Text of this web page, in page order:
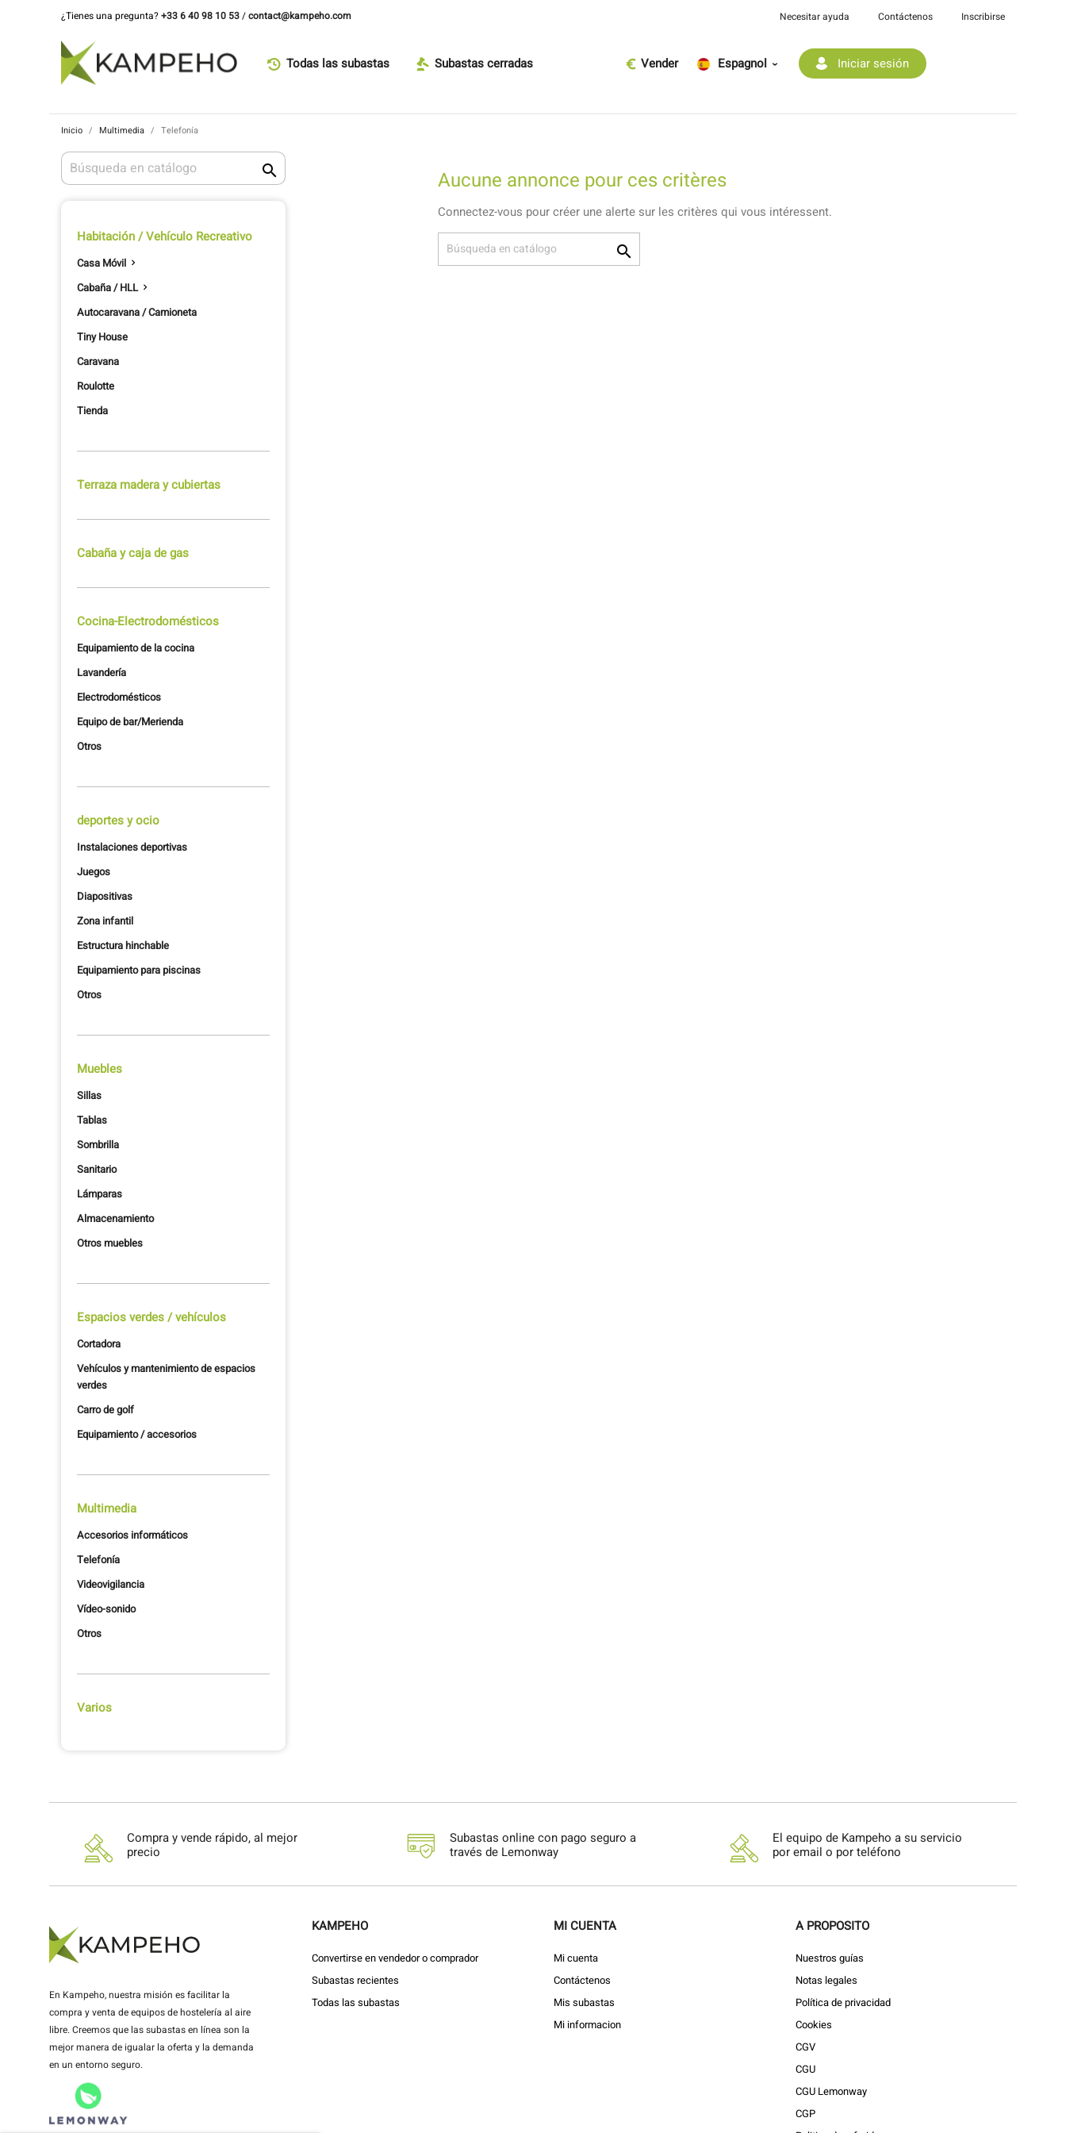
¿Tienes una pregunta?+33 6 40 98 10 53/contact@kampeho.com Necesitar ayuda Contáctenos Inscribirse
Todas las subastas Subastas cerradas Vender Espagnol Iniciar sesión
Inicio Multimedia Telefonía

Habitación / Vehículo Recreativo
Casa Móvil 
Cabaña / HLL 
Autocaravana / Camioneta
Tiny House
Caravana
Roulotte
Tienda
Terraza madera y cubiertas
Cabaña y caja de gas
Cocina-Electrodomésticos
Equipamiento de la cocina
Lavandería
Electrodomésticos
Equipo de bar/Merienda
Otros
deportes y ocio
Instalaciones deportivas
Juegos
Diapositivas
Zona infantil
Estructura hinchable
Equipamiento para piscinas
Otros
Muebles
Sillas
Tablas
Sombrilla
Sanitario
Lámparas
Almacenamiento
Otros muebles
Espacios verdes / vehículos
Cortadora
Vehículos y mantenimiento de espacios
verdes
Carro de golf
Equipamiento / accesorios
Multimedia
Accesorios informáticos
Telefonía
Videovigilancia
Vídeo-sonido
Otros
Varios
Aucune annonce pour ces critères
Connectez-vous pour créer une alerte sur les critères qui vous intéressent.

Compra y vende rápido, al mejor
precio
Subastas online con pago seguro a
través de Lemonway
El equipo de Kampeho a su servicio
por email o por teléfono
En Kampeho, nuestra misión es facilitar la
compra y venta de equipos de hostelería al aire
libre. Creemos que las subastas en línea son la
mejor manera de igualar la oferta y la demanda
en un entorno seguro.
KAMPEHO
Convertirse en vendedor o comprador
Subastas recientes
Todas las subastas
MI CUENTA
Mi cuenta
Contáctenos
Mis subastas
Mi informacion
A PROPOSITO
Nuestros guías
Notas legales
Política de privacidad
Cookies
CGV
CGU
CGU Lemonway
CGP